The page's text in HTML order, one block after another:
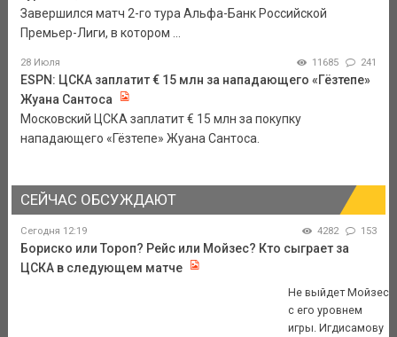
Завершился матч 2-го тура Альфа-Банк Российской
Премьер-Лиги, в котором ...
28 Июля 11685 241
ESPN: ЦСКА заплатит € 15 млн за нападающего «Гёзтепе»
Жуана Сантоса
Московский ЦСКА заплатит € 15 млн за покупку
нападающего «Гёзтепе» Жуана Сантоса.
СЕЙЧАС ОБСУЖДАЮТ
Сегодня 12:19 4282 153
Бориско или Тороп? Рейс или Мойзес? Кто сыграет за
ЦСКА в следующем матче
Не выйдет Мойзес
с его уровнем
игры. Игдисамову